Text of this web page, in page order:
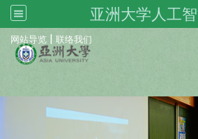
亚洲大学人工
网站导览 | 联络我们